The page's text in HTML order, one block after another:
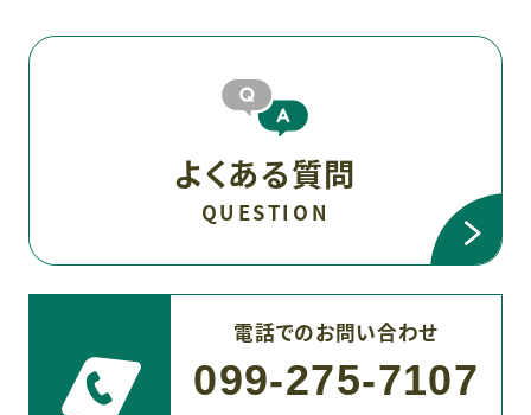
よくある質問
QUESTION
電話でのお問い合わせ
099-275-7107